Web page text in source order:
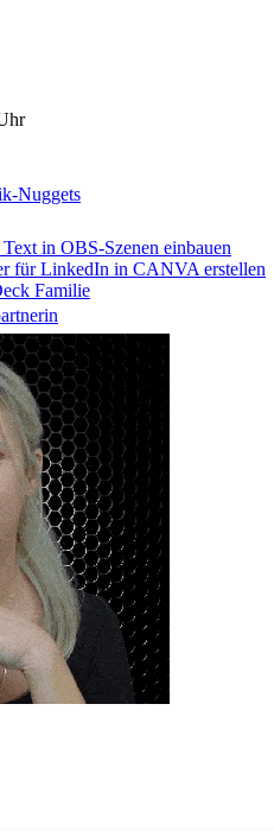
Nuggets
in OBS-Szenen einbauen
für LinkedIn in CANVA erstellen
Familie